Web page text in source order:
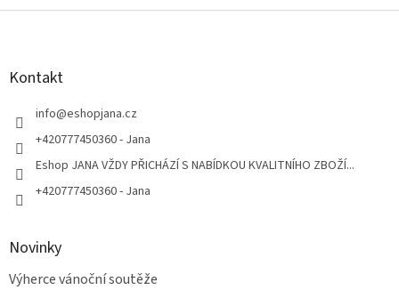
Z
Kontakt
info@eshopjana.cz
+420777450360 - Jana
Eshop JANA VŽDY PŘICHÁZÍ S NABÍDKOU KVALITNÍHO ZBOŽÍ...
+420777450360 - Jana
Novinky
Výherce vánoční soutěže